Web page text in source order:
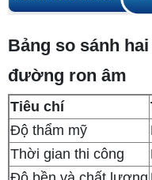
Bảng so sánh
đường ron âm
Tiêu chí
Độ thẩm mỹ
Thời gian thi công